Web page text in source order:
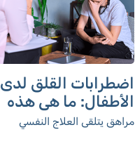
اضطرابات القلق لدى
الأطفال: ما هي هذه
الاضطرابات أصلا؟
مراهق يتلقى العلاج النفسي